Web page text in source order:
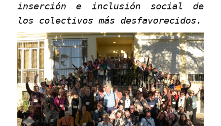
inserción e inclusión social de
los colectivos más desfavorecidos.